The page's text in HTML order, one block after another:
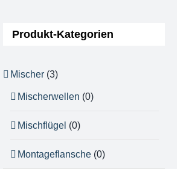
Produkt-Kategorien
Mischer (3)
Mischerwellen (0)
Mischflügel (0)
Montageflansche (0)